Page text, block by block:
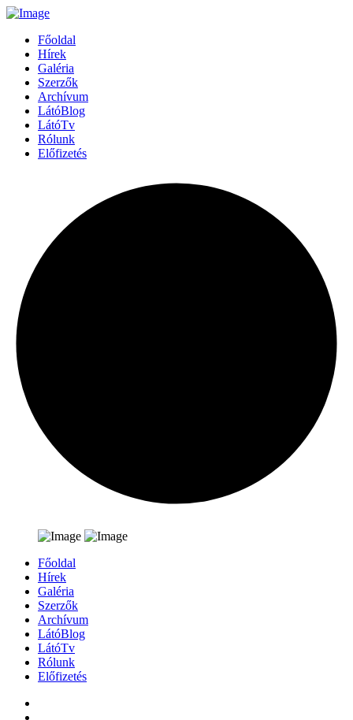
Főoldal
Hírek
Galéria
Szerzők
Archívum
LátóBlog
LátóTv
Rólunk
Előfizetés
Főoldal
Hírek
Galéria
Szerzők
Archívum
LátóBlog
LátóTv
Rólunk
Előfizetés